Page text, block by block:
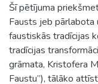
Šī pētījuma
Fausts jeb pārlabota
faustiskās tradīcijas
tradīcijas
grāmata, Kristofera
Faustu”), tālāko